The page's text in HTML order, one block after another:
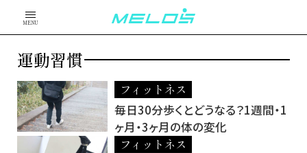
MENU
運動習慣
フィットネス
毎日30分歩くとどうなる？1週間・1
ヶ月・3ヶ月の体の変化
フィットネス